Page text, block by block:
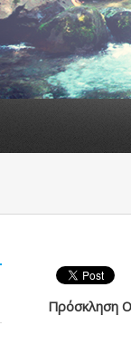
Πρόσκληση